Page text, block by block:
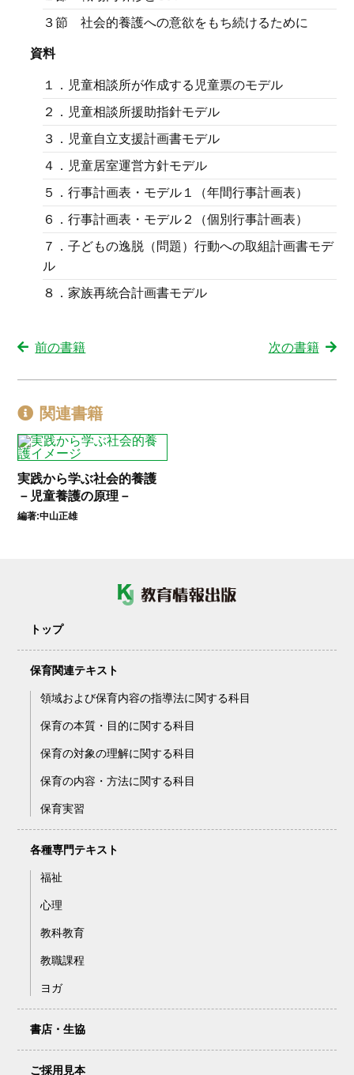
３節 社会的養護への意欲をもち続けるために
資料
１．児童相談所が作成する児童票のモデル
２．児童相談所援助指針モデル
３．児童自立支援計画書モデル
４．児童居室運営方針モデル
５．行事計画表・モデル１（年間行事計画表）
６．行事計画表・モデル２（個別行事計画表）
７．子どもの逸脱（問題）行動への取組計画書モデ
ル
８．家族再統合計画書モデル
前の書籍 次の書籍
関連書籍
実践から学ぶ社会的養護
－児童養護の原理－
編著:中山正雄
トップ
保育関連テキスト
領域および保育内容の指導法に関する科目
保育の本質・目的に関する科目
保育の対象の理解に関する科目
保育の内容・方法に関する科目
保育実習
各種専門テキスト
福祉
心理
教科教育
教職課程
ヨガ
書店・生協
ご採用見本